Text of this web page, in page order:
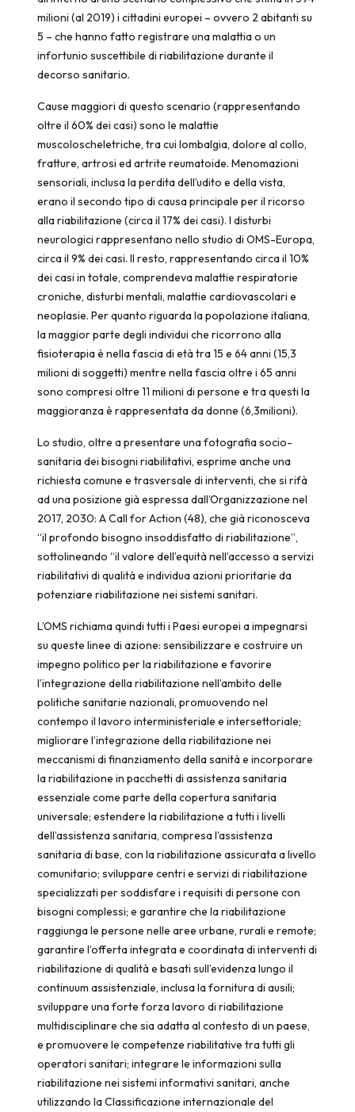
milioni (al 2019) i cittadini europei – ovvero 2 abitanti su
5 – che hanno fatto registrare una malattia o un
infortunio suscettibile di riabilitazione durante il
decorso sanitario.
Cause maggiori di questo scenario (rappresentando
oltre il 60% dei casi) sono le malattie
muscoloscheletriche, tra cui lombalgia, dolore al collo,
fratture, artrosi ed artrite reumatoide. Menomazioni
sensoriali, inclusa la perdita dell’udito e della vista,
erano il secondo tipo di causa principale per il ricorso
alla riabilitazione (circa il 17% dei casi). I disturbi
neurologici rappresentano nello studio di OMS-Europa,
circa il 9% dei casi. Il resto, rappresentando circa il 10%
dei casi in totale, comprendeva malattie respiratorie
croniche, disturbi mentali, malattie cardiovascolari e
neoplasie. Per quanto riguarda la popolazione italiana,
la maggior parte degli individui che ricorrono alla
fisioterapia è nella fascia di età tra 15 e 64 anni (15,3
milioni di soggetti) mentre nella fascia oltre i 65 anni
sono compresi oltre 11 milioni di persone e tra questi la
maggioranza è rappresentata da donne (6,3milioni).
Lo studio, oltre a presentare una fotografia socio-
sanitaria dei bisogni riabilitativi, esprime anche una
richiesta comune e trasversale di interventi, che si rifà
ad una posizione già espressa dall’Organizzazione nel
2017, 2030: A Call for Action (48), che già riconosceva
“il profondo bisogno insoddisfatto di riabilitazione”,
sottolineando “il valore dell’equità nell’accesso a servizi
riabilitativi di qualità e individua azioni prioritarie da
potenziare riabilitazione nei sistemi sanitari.
L’OMS richiama quindi tutti i Paesi europei a impegnarsi
su queste linee di azione: sensibilizzare e costruire un
impegno politico per la riabilitazione e favorire
l’integrazione della riabilitazione nell’ambito delle
politiche sanitarie nazionali, promuovendo nel
contempo il lavoro interministeriale e intersettoriale;
migliorare l’integrazione della riabilitazione nei
meccanismi di finanziamento della sanità e incorporare
la riabilitazione in pacchetti di assistenza sanitaria
essenziale come parte della copertura sanitaria
universale; estendere la riabilitazione a tutti i livelli
dell’assistenza sanitaria, compresa l’assistenza
sanitaria di base, con la riabilitazione assicurata a livello
comunitario; sviluppare centri e servizi di riabilitazione
specializzati per soddisfare i requisiti di persone con
bisogni complessi; e garantire che la riabilitazione
raggiunga le persone nelle aree urbane, rurali e remote;
garantire l’offerta integrata e coordinata di interventi di
riabilitazione di qualità e basati sull’evidenza lungo il
continuum assistenziale, inclusa la fornitura di ausili;
sviluppare una forte forza lavoro di riabilitazione
multidisciplinare che sia adatta al contesto di un paese,
e promuovere le competenze riabilitative tra tutti gli
operatori sanitari; integrare le informazioni sulla
riabilitazione nei sistemi informativi sanitari, anche
utilizzando la Classificazione internazionale del